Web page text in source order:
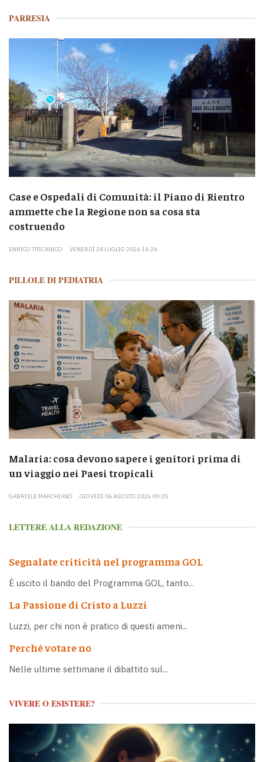
PARRESIA
Case e Ospedali di Comunità: il Piano di Rientro
ammette che la Regione non sa cosa sta
costruendo
ENRICO TRICANICO VENERDÌ 24 LUGLIO 2026 14:26
PILLOLE DI PEDIATRIA
Malaria: cosa devono sapere i genitori prima di
un viaggio nei Paesi tropicali
GABRIELE MARCHIANÒ GIOVEDÌ 06 AGOSTO 2026 09:05
LETTERE ALLA REDAZIONE
Segnalate criticità nel programma GOL
È uscito il bando del Programma GOL, tanto...
La Passione di Cristo a Luzzi
Luzzi, per chi non è pratico di questi ameni...
Perché votare no
Nelle ultime settimane il dibattito sul...
VIVERE O ESISTERE?